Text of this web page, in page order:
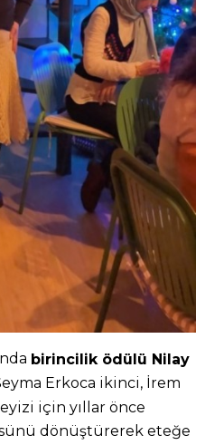
birincilik ödülü Nilay
Erkoca ikinci, İrem
için yıllar önce
dönüştürerek eteğe